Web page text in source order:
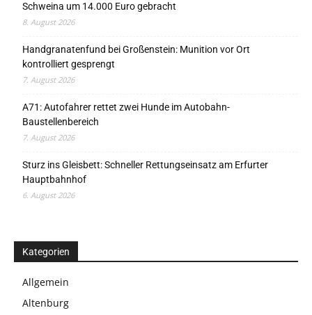
Schweina um 14.000 Euro gebracht
8. August 2026
Handgranatenfund bei Großenstein: Munition vor Ort
kontrolliert gesprengt
7. August 2026
A71: Autofahrer rettet zwei Hunde im Autobahn-
Baustellenbereich
7. August 2026
Sturz ins Gleisbett: Schneller Rettungseinsatz am Erfurter
Hauptbahnhof
6. August 2026
Kategorien
Allgemein
Altenburg